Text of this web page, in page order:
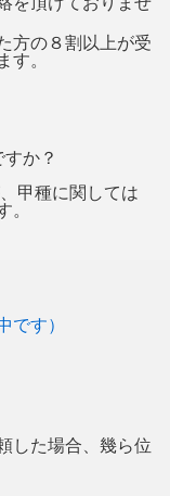
方の８割以上が受
す。
か？
甲種に関しては
。
です）
した場合、幾ら位